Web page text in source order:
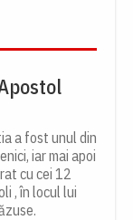
a fost unul din
iar mai apoi
cu cei 12
, în locul lui